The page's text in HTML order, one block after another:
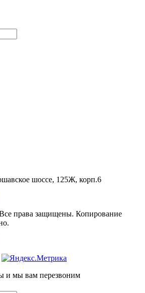
шоссе, 125Ж, корп.6
права защищены. Копирование
и мы вам перезвоним